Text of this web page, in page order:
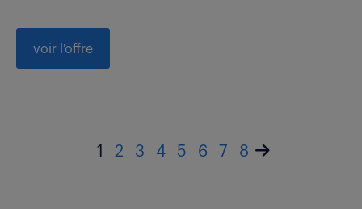
voir l'offre
1 2 3 4 5 6 7 8